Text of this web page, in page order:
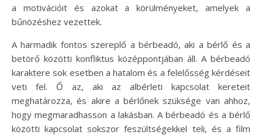
a motivációit és azokat a körülményeket, amelyek a
bűnözéshez vezettek.
A harmadik fontos szereplő a bérbeadó, aki a bérlő és a
betörő közötti konfliktus középpontjában áll. A bérbeadó
karaktere sok esetben a hatalom és a felelősség kérdéseit
veti fel. Ő az, aki az albérleti kapcsolat kereteit
meghatározza, és akire a bérlőnek szüksége van ahhoz,
hogy megmaradhasson a lakásban. A bérbeadó és a bérlő
közötti kapcsolat sokszor feszültségekkel teli, és a film